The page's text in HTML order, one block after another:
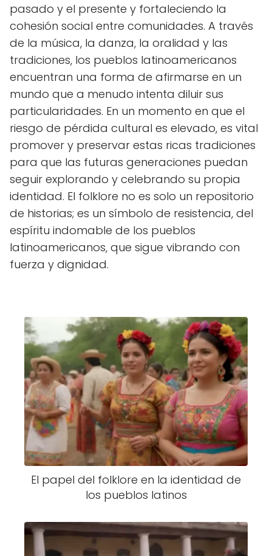
pasado y el presente y fortaleciendo la
cohesión social entre comunidades. A través
de la música, la danza, la oralidad y las
tradiciones, los pueblos latinoamericanos
encuentran una forma de afirmarse en un
mundo que a menudo intenta diluir sus
particularidades. En un momento en que el
riesgo de pérdida cultural es elevado, es vital
promover y preservar estas ricas tradiciones
para que las futuras generaciones puedan
seguir explorando y celebrando su propia
identidad. El folklore no es solo un repositorio
de historias; es un símbolo de resistencia, del
espíritu indomable de los pueblos
latinoamericanos, que sigue vibrando con
fuerza y dignidad.
El papel del folklore en la identidad de
los pueblos latinos